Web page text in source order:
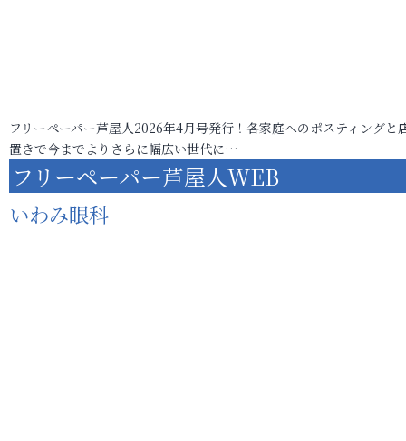
フリーペーパー芦屋人2026年4月号発行！各家庭へのポスティングと
置きで今までよりさらに幅広い世代に…
フリーペーパー芦屋人WEB
いわみ眼科